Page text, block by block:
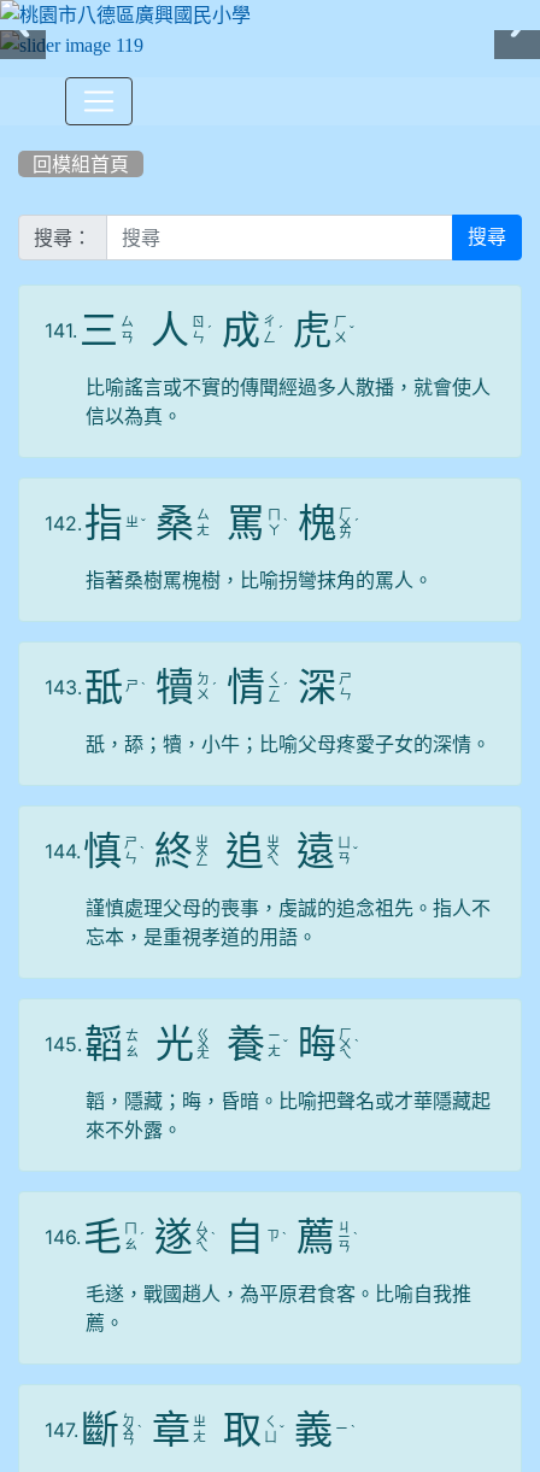
回模組首頁
搜尋： 搜尋
141. 三 ㄙ
ㄢ
人 ㄖ
ㄣ ˊ 成 ㄔ
ㄥ ˊ 虎 ㄏ
ㄨ ˇ
比喻謠言或不實的傳聞經過多人散播，就會使人
信以為真。
142. 指 ㄓ ˇ 桑 ㄙ
ㄤ
罵 ㄇ
ㄚ ˋ 槐 ㄏ
ㄨ
ㄞ
ˊ
指著桑樹罵槐樹，比喻拐彎抹角的罵人。
143. 舐 ㄕ ˋ 犢 ㄉ
ㄨ ˊ 情 ㄑ
ㄧ
ㄥ
ˊ 深 ㄕ
ㄣ
舐，舔；犢，小牛；比喻父母疼愛子女的深情。
144. 慎 ㄕ
ㄣ ˋ 終 ㄓ
ㄨ
ㄥ 追 ㄓ
ㄨ
ㄟ 遠 ㄢ ˇ
謹慎處理父母的喪事，虔誠的追念祖先。指人不
忘本，是重視孝道的用語。
145. 韜 ㄊ
ㄠ
光 ㄍ
ㄨ
ㄤ 養 ㄧ
ㄤ ˇ 晦 ㄏ
ㄨ
ㄟ
ˋ
韜，隱藏；晦，昏暗。比喻把聲名或才華隱藏起
來不外露。
146. 毛 ㄇ
ㄠ ˊ 遂 ㄙ
ㄨ
ㄟ
ˋ 自 ㄗ ˋ 薦 ㄐ
ㄧ
ㄢ
ˋ
毛遂，戰國趙人，為平原君食客。比喻自我推
薦。
147. 斷 ㄉ
ㄨ
ㄢ
ˋ 章 ㄓ
ㄤ
取 ㄑ
ˇ 義 ㄧ ˋ